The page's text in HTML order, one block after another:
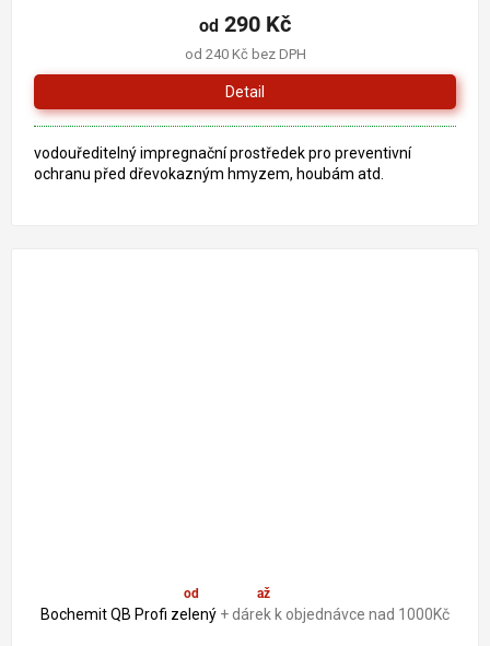
od 240 Kč bez DPH
od 290 Kč
Detail
vodouředitelný impregnační prostředek pro preventivní
ochranu před dřevokazným hmyzem, houbám atd.
od až–19 %
Bochemit QB Profi zelený + dárek k objednávce nad 1000Kč